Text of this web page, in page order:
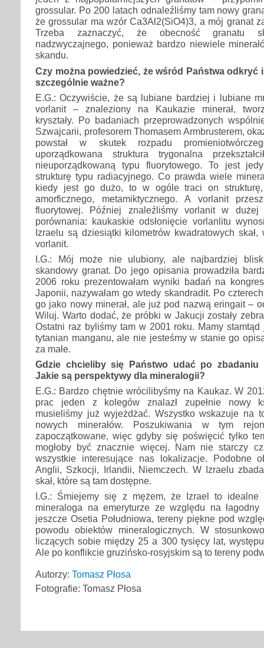
grossular. Po 200 latach odnaleźliśmy tam nowy
że grossular ma wzór Ca3Al2(SiO4)3, a mój granat
Trzeba zaznaczyć, że obecność granatu
nadzwyczajnego, ponieważ bardzo niewiele
skandu.
Czy można powiedzieć, że wśród Państwa odkryć
szczególnie ważne?
E.G.: Oczywiście, że są lubiane bardziej i lubiane
vorlanit – znaleziony na Kaukazie minerał,
kryształy. Po badaniach przeprowadzonych
Szwajcarii, profesorem Thomasem Armbrusterem,
powstał w skutek rozpadu
uporządkowana struktura trygonalna
nieuporządkowaną typu fluorytowego. To jest
strukturę typu radiacyjnego. Co prawda wiele
kiedy jest go dużo, to w ogóle traci on
amorficznego, metamiktycznego. A vorlanit
fluorytowej. Później znaleźliśmy vorlanit w
porównania: kaukaskie odsłonięcie vorlanlitu
Izraelu są dziesiątki kilometrów kwadratowych
vorlanit.
I.G.: Mój może nie ulubiony, ale najbardziej
skandowy granat. Do jego opisania prowadziła
2006 roku prezentowałam wyniki badań na
Japonii, nazywałam go wtedy skandradit. Po
go jako nowy minerał, ale już pod nazwą eringait –
Wiluj. Warto dodać, że próbki w Jakucji zostały
Ostatni raz byliśmy tam w 2001 roku. Mamy stamtąd
tytanian manganu, ale nie jesteśmy w stanie go
za małe.
Gdzie chcieliby się Państwo udać po zbadaniu
Jakie są perspektywy dla mineralogii?
E.G.: Bardzo chętnie wrócilibyśmy na Kaukaz. W
prac jeden z kolegów znalazł zupełnie nowy
musieliśmy już wyjeżdżać. Wszystko wskazuje na
nowych minerałów. Poszukiwania w tym
zapoczątkowane, więc gdyby się poświęcić tylko
mogłoby być znacznie więcej. Nam nie starczy
wszystkie interesujące nas lokalizacje. Podobne
Anglii, Szkocji, Irlandii, Niemczech. W Izraelu
skał, które są tam dostępne.
I.G.: Śmiejemy się z mężem, że Izrael to
mineraloga na emeryturze ze względu na łagodny
jeszcze Osetia Południowa, tereny piękne pod
powodu obiektów mineralogicznych. W
liczących sobie między 25 a 300 tysięcy lat,
Ale po konflikcie gruzińsko-rosyjskim są to tereny
Autorzy: Tomasz Płosa
Fotografie: Tomasz Płosa